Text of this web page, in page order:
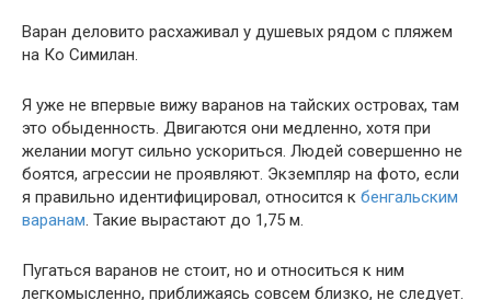
Варан деловито расхаживал у душевых рядом с пляжем
на Ко Симилан.
Я уже не впервые вижу варанов на тайских островах, там
это обыденность. Двигаются они медленно, хотя при
желании могут сильно ускориться. Людей совершенно не
боятся, агрессии не проявляют. Экземпляр на фото, если
я правильно идентифицировал, относится к бенгальским
варанам. Такие вырастают до 1,75 м.
Пугаться варанов не стоит, но и относиться к ним
легкомысленно, приближаясь совсем близко, не следует.